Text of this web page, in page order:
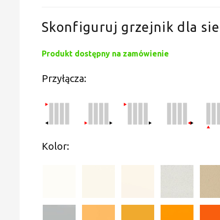
Skonfiguruj grzejnik dla
Produkt dostępny na zamówienie
Przyłącza:
Kolor: